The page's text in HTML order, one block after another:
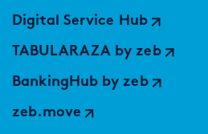
Digital Service Hub
TABULARAZA by zeb
BankingHub by zeb
zeb.move